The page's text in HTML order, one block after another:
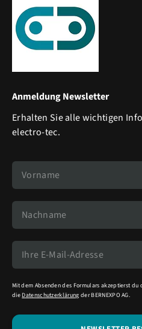
Anmeldung Newsletter
Erhalten Sie alle wichtigen
electro-tec.
Mit dem Absenden des Formulars akzeptierst du
die Datenschutzerklärung der BERNEXPO AG.